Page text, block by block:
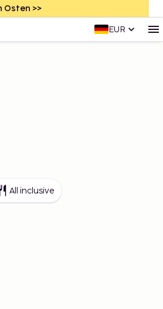
Osten >>
EUR
All inclusive